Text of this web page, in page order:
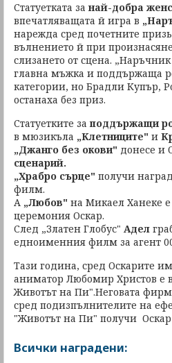
Статуетката занай-добра
впечатляващата й игра в
нарежда сред почетните
вълнението й при
слизането от сцена.
главна мъжка и поддържаща
категории, но Брадли Купър,
останаха без приз.
Статуетките заподдържащи
в мюзикъла „Клетниците" и
„Джанго без окови" донесе и
сценарий.
„Храбро сърце" получи
филм.
А „Любов" на Микаел Ханеке
церемония Оскар.
След „Златен Глобус" Адел
едноименния филм за агент
Тази година, сред Оскарите
аниматор Любомир Христов е
Животът на Пи".Неговата
сред подизпълнителите на
"Животът на Пи" получи Оскар
Всички наградени: